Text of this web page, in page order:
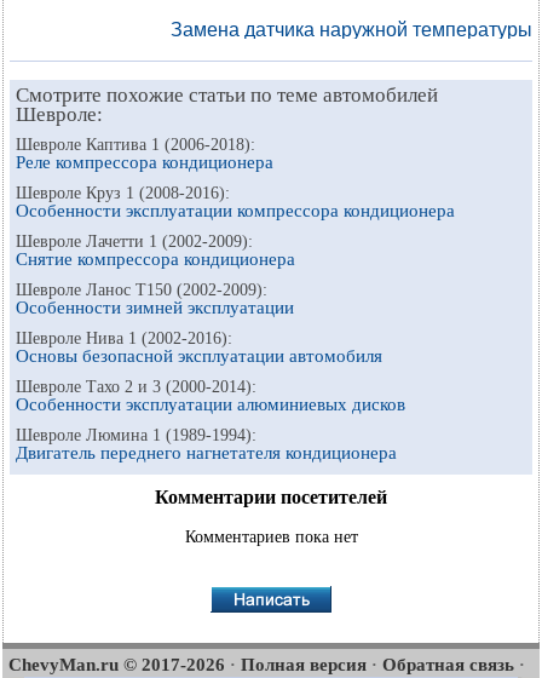
Замена датчика наружной температуры
Смотрите похожие статьи по теме автомобилей
Шевроле:
Шевроле Каптива 1 (2006-2018):
Реле компрессора кондиционера
Шевроле Круз 1 (2008-2016):
Особенности эксплуатации компрессора кондиционера
Шевроле Лачетти 1 (2002-2009):
Снятие компрессора кондиционера
Шевроле Ланос Т150 (2002-2009):
Особенности зимней эксплуатации
Шевроле Нива 1 (2002-2016):
Основы безопасной эксплуатации автомобиля
Шевроле Тахо 2 и 3 (2000-2014):
Особенности эксплуатации алюминиевых дисков
Шевроле Люмина 1 (1989-1994):
Двигатель переднего нагнетателя кондиционера
Комментарии посетителей
Комментариев пока нет
ChevyMan.ru © 2017-2026 · Полная версия · Обратная связь ·